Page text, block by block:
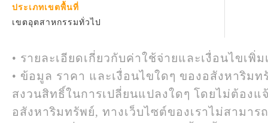
ประเภทเขตพื้นที่
เขตอุตสาหกรรมทั่วไป
• รายละเอียดเกี่ยวกับค่าใช้จ่ายและเงื่อนไขเ
• ข้อมูล ราคา และเงื่อนไขใดๆ ของอสังหาริม
สงวนสิทธิ์ในการเปลี่ยนแปลงใดๆ โดยไม่ต้องแ
อสังหาริมทรัพย์, ทางเว็บไซต์ของเราไม่สามา